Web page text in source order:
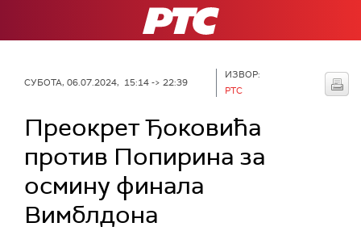
РТС
СУБОТА, 06.07.2024, 15:14 -> 22:39
ИЗВОР:
РТС
Преокрет Ђоковића
против Попирина за
осмину финала
Вимблдона